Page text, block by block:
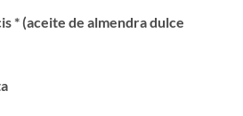
* (aceite de almendra dulce